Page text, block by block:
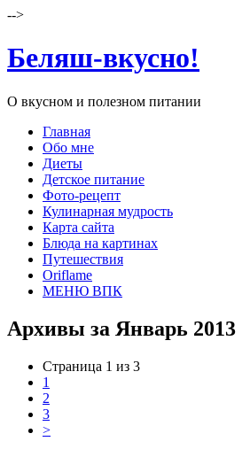
-->
Беляш-вкусно!
О вкусном и полезном питании
Главная
Обо мне
Диеты
Детское питание
Фото-рецепт
Кулинарная мудрость
Карта сайта
Блюда на картинах
Путешествия
Oriflame
МЕНЮ ВПК
Архивы за Январь 2013
Страница 1 из 3
1
2
3
>